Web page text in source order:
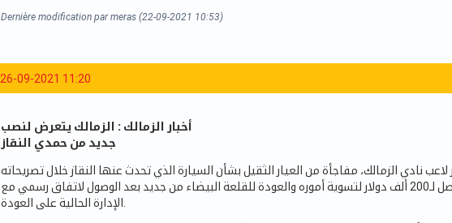
Dernière modification par meras (22-09-2021 10:53)
26-09-2021 11:20
أخبار الزمالك : الزمالك يتعرض لنصب
جديد من حمدي النقاز
نادي الزمالك، مفاجأة من العيار الثقيل بشأن السيارة الذي تحدث عنها النقاز خلال تصريحاته
وأكد أنه اضطر لبيعها من أجل دفع مبلغ مالي للترجي وصل لـ200 ألف دولار لتسوية أموره والعودة للقلعة البيضاء من جديد بعد الوصول لاتفاق رسمي مع
الإدارة الحالية على العودة.